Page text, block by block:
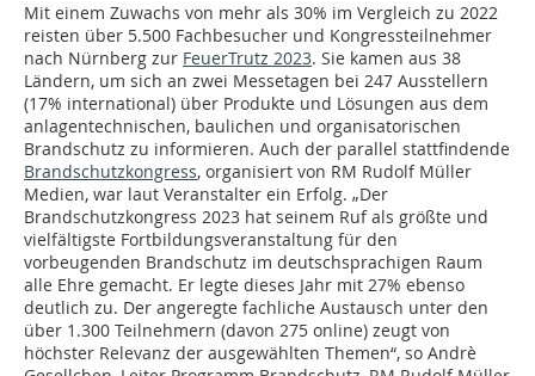
Mit einem Zuwachs von mehr als 30% im Vergleich zu 2022
reisten über 5.500 Fachbesucher und Kongressteilnehmer
nach Nürnberg zur FeuerTrutz 2023. Sie kamen aus 38
Ländern, um sich an zwei Messetagen bei 247 Ausstellern
(17% international) über Produkte und Lösungen aus dem
anlagentechnischen, baulichen und organisatorischen
Brandschutz zu informieren. Auch der parallel stattfindende
Brandschutzkongress, organisiert von RM Rudolf Müller
Medien, war laut Veranstalter ein Erfolg. „Der
Brandschutzkongress 2023 hat seinem Ruf als größte und
vielfältigste Fortbildungsveranstaltung für den
vorbeugenden Brandschutz im deutschsprachigen Raum
alle Ehre gemacht. Er legte dieses Jahr mit 27% ebenso
deutlich zu. Der angeregte fachliche Austausch unter den
über 1.300 Teilnehmern (davon 275 online) zeugt von
höchster Relevanz der ausgewählten Themen“, so Andrè